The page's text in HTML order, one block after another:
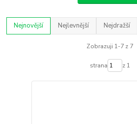
Nejnovější Nejlevnější Nejdražší
Zobrazuji 1-7 z 7
strana z 1